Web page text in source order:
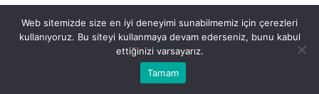
Saint Pierre ve Miquelon, Fransa
Samoa
Santa Kitts ve Nevis
Web sitemizde size en iyi deneyimi sunabilmemiz için çerezleri
kullanıyoruz. Bu siteyi kullanmaya devam ederseniz, bunu kabul
ettiğinizi varsayarız.
Tamam